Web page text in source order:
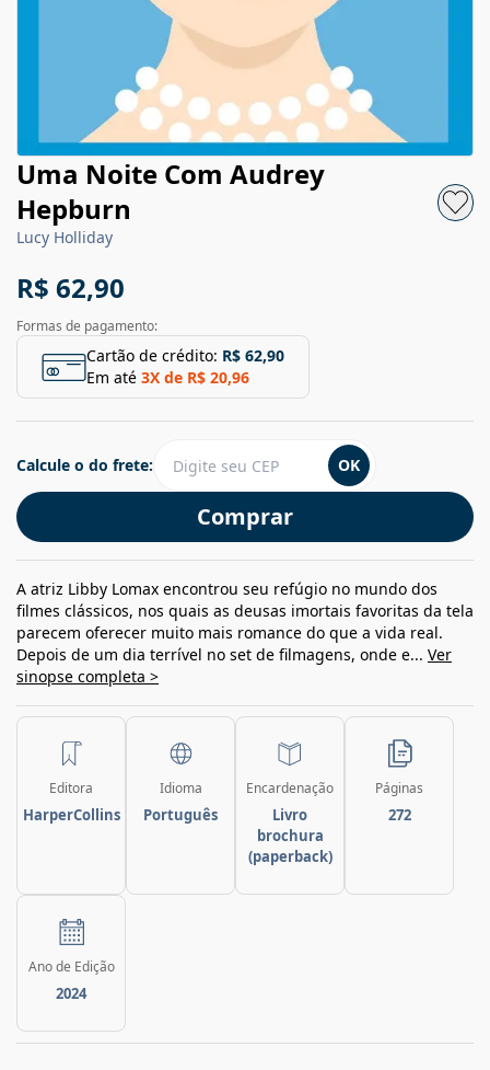
Uma Noite Com Audrey
Hepburn
Lucy Holliday
R$ 62,90
Formas de pagamento:
Cartão de crédito: R$ 62,90
Em até 3X de R$ 20,96
Comprar
Calcule o do frete: OK
A atriz Libby Lomax encontrou seu refúgio no mundo dos
filmes clássicos, nos quais as deusas imortais favoritas da tela
parecem oferecer muito mais romance do que a vida real.
Depois de um dia terrível no set de filmagens, onde e... Ver
sinopse completa >
Editora
HarperCollins
Idioma
Português
Encardenação
Livro
brochura
(paperback)
Páginas
272
Ano de Edição
2024